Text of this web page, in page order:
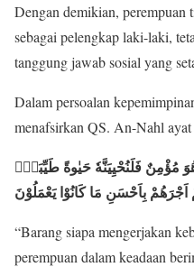
Dengan demikian, perempuan
sebagai pelengkap laki-laki,
tanggung jawab sosial yang
Dalam persoalan
menafsirkan QS. An-Nahl ayat
مُؤْمِنٌ فَلَنُحْيِيَنَّه حَيٰوةً طَيِّبَةًۚ
اَجْرَهُمْ بِاَحْسَنِ مَا كَانُوْا يَعْمَلُوْنَ
“Barang siapa mengerjakan
perempuan dalam keadaan